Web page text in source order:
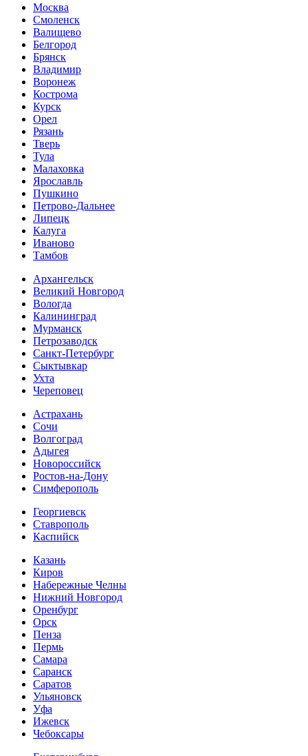
Москва
Смоленск
Валищево
Белгород
Брянск
Владимир
Воронеж
Кострома
Курск
Орел
Рязань
Тверь
Тула
Малаховка
Ярославль
Пушкино
Петрово-Дальнее
Липецк
Калуга
Иваново
Тамбов
Архангельск
Великий Новгород
Вологда
Калининград
Мурманск
Петрозаводск
Санкт-Петербург
Сыктывкар
Ухта
Череповец
Астрахань
Сочи
Волгоград
Адыгея
Новороссийск
Ростов-на-Дону
Симферополь
Георгиевск
Ставрополь
Каспийск
Казань
Киров
Набережные Челны
Нижний Новгород
Оренбург
Орск
Пенза
Пермь
Самара
Саранск
Саратов
Ульяновск
Уфа
Ижевск
Чебоксары